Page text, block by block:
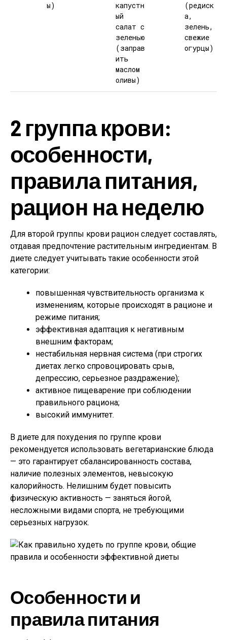
ы)
капустн
ый
салат с
зеленью
(заправ
ить
маслом
оливы)
(редиск
а,
зелень,
свежие
огурцы)
2 группа крови:
особенности,
правила питания,
рацион на неделю
Для второй группы крови рацион следует составлять,
отдавая предпочтение растительным ингредиентам. В
диете следует учитывать такие особенности этой
категории:
повышенная чувствительность организма к
изменениям, которые происходят в рационе и
режиме питания;
эффективная адаптация к негативным
внешним факторам;
нестабильная нервная система (при строгих
диетах легко спровоцировать срыв,
депрессию, серьезное раздражение);
активное пищеварение при соблюдении
правильного рациона;
высокий иммунитет.
В диете для похудения по группе крови
рекомендуется использовать вегетарианские блюда
— это гарантирует сбалансированность состава,
наличие полезных элементов, невысокую
калорийность. Нелишним будет повысить
физическую активность — заняться йогой,
несложными видами спорта, не требующими
серьезных нагрузок.
Особенности и
правила питания